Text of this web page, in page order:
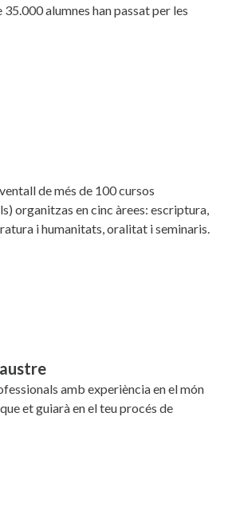
35.000 alumnes han passat per les
de més de 100 cursos
organitzas en cinc àrees: escriptura,
i humanitats, oralitat i seminaris.
amb experiència en el món
et guiarà en el teu procés de